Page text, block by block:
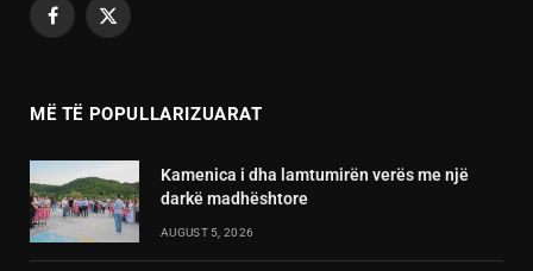
Facebook
X
MË TË POPULLARIZUARAT
Kamenica i dha lamtumirën verës me një
darkë madhështore
AUGUST 5, 2026